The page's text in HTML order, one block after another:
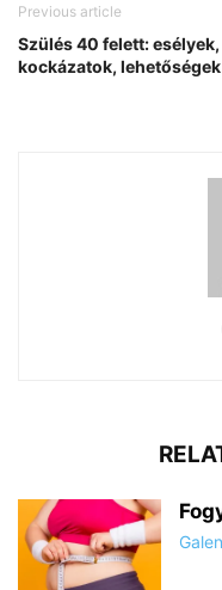
Previous article
Szülés 40 felett: esélyek,
kockázatok, lehetőségek